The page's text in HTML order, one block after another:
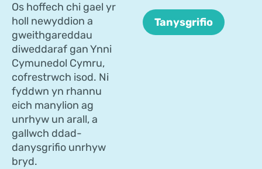
Os hoffech chi gael yr
holl newyddion a
gweithgareddau
diweddaraf gan Ynni
Cymunedol Cymru,
cofrestrwch isod. Ni
fyddwn yn rhannu
eich manylion ag
unrhyw un arall, a
gallwch ddad-
danysgrifio unrhyw
bryd.